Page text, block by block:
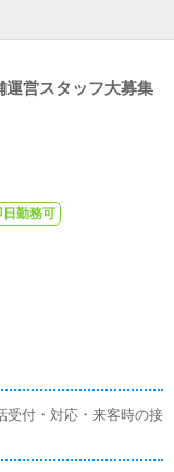
運営スタッフ大募集
日勤務可
受付・対応・来客時の接